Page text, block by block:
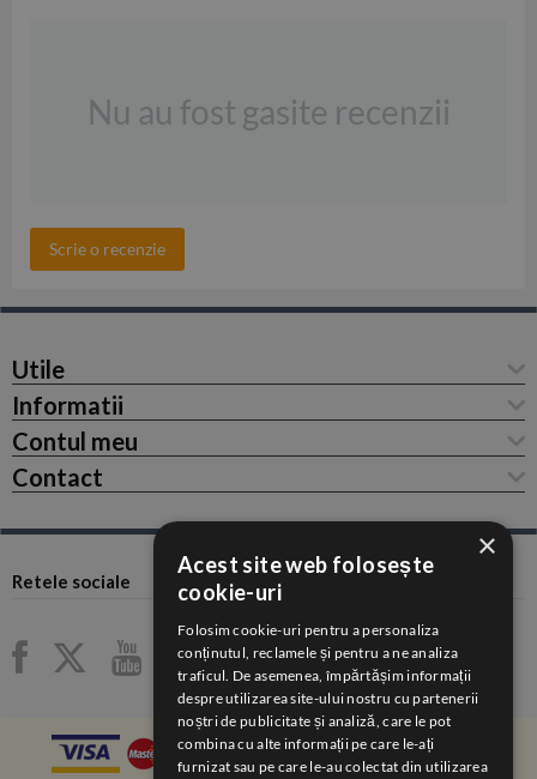
Nu au fost gasite recenzii
Scrie o recenzie
Utile
Informatii
Contul meu
Contact
Retele sociale
×
Acest site web folosește
cookie-uri
Folosim cookie-uri pentru a personaliza
conținutul, reclamele și pentru a ne analiza
traficul. De asemenea, împărtășim informații
despre utilizarea site-ului nostru cu partenerii
noștri de publicitate și analiză, care le pot
combina cu alte informații pe care le-ați
furnizat sau pe care le-au colectat din utilizarea